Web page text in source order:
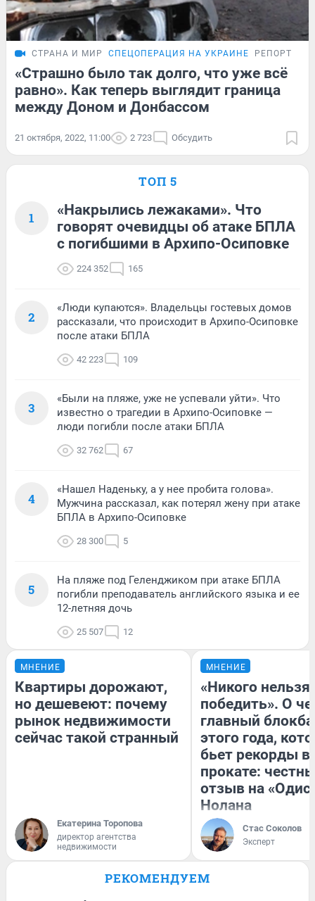
СТРАНА И МИР СПЕЦОПЕРАЦИЯ НА УКРАИНЕ РЕПОРТАЖ
«Страшно было так долго, что уже всё
равно». Как теперь выглядит граница
между Доном и Донбассом
21 октября, 2022, 11:00 2 723 Обсудить
ТОП 5
1
«Накрылись лежаками». Что
говорят очевидцы об атаке БПЛА
с погибшими в Архипо-Осиповке
224 352 165
2
«Люди купаются». Владельцы гостевых домов
рассказали, что происходит в Архипо-Осиповке
после атаки БПЛА
42 223 109
3
«Были на пляже, уже не успевали уйти». Что
известно о трагедии в Архипо-Осиповке —
люди погибли после атаки БПЛА
32 762 67
4
«Нашел Наденьку, а у нее пробита голова».
Мужчина рассказал, как потерял жену при атаке
БПЛА в Архипо-Осиповке
28 300 5
5
На пляже под Геленджиком при атаке БПЛА
погибли преподаватель английского языка и ее
12-летняя дочь
25 507 12
МНЕНИЕ
Квартиры дорожают,
но дешевеют: почему
рынок недвижимости
сейчас такой странный
Екатерина Торопова
директор агентства
недвижимости
МНЕНИЕ
«Никого нельзя
победить». О
главный
этого года,
бьет рекорды в
прокате:
отзыв на
Нолана
Стас Соколов
Эксперт
РЕКОМЕНДУЕМ